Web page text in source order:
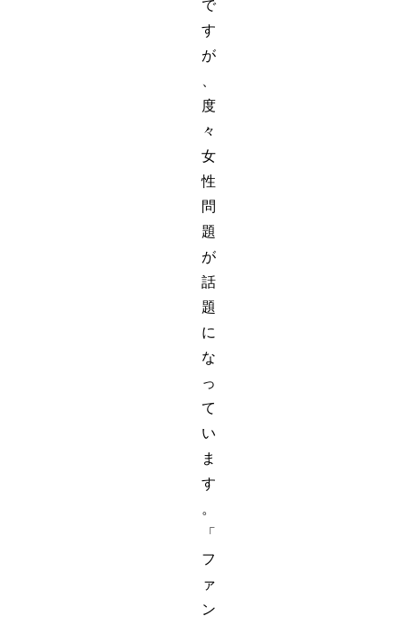
で
す
が
度
々
女
性
問
題
が
話
題
に
な
っ
て
い
ま
す
。
「
フ
ァ
ン